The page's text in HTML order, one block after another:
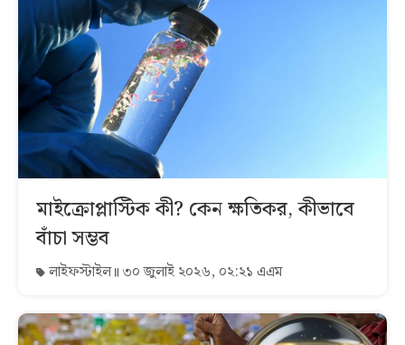
মাইক্রোপ্লাস্টিক কী? কেন ক্ষতিকর, কীভাবে
বাঁচা সম্ভব
লাইফস্টাইল ৩০ জুলাই ২০২৬, ০২:২১ এএম